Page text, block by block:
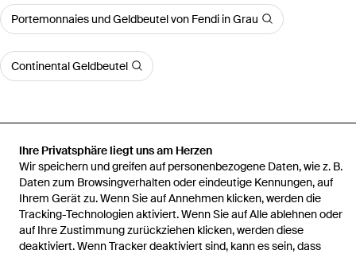
Ihre Privatsphäre liegt uns am Herzen
Wir speichern und greifen auf personenbezogene Daten, wie z. B.
Daten zum Browsingverhalten oder eindeutige Kennungen, auf
Ihrem Gerät zu. Wenn Sie auf Annehmen klicken, werden die
Tracking-Technologien aktiviert. Wenn Sie auf Alle ablehnen oder
auf Ihre Zustimmung zurückziehen klicken, werden diese
deaktiviert. Wenn Tracker deaktiviert sind, kann es sein, dass
Portemonnaies und Geldbeutel von Fendi in Grau
Continental Geldbeutel
Startseite Herren Portemonnaies und Geldbeutel
Fendi
Portemonnaies und Geldbeutel
Kartenetui Mit Ff